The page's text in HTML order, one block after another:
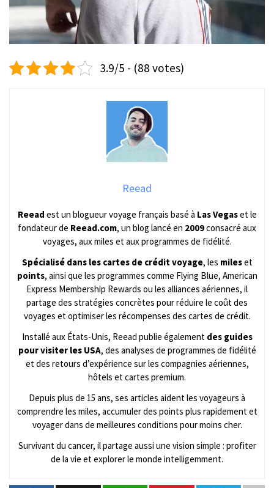
3.9/5 - (88 votes)
Reead
Reead est un blogueur voyage français basé à Las Vegaset le
fondateur de Reead.com, un blog lancé en 2009consacré aux
voyages, aux miles et aux programmes de fidélité.
Spécialisé dans les cartes de crédit voyage, les mileset
points, ainsi que les programmes comme Flying Blue, American
Express Membership Rewards ou les alliances aériennes, il
partage des stratégies concrètes pour réduire le coût des
voyages et optimiser les récompenses des cartes de crédit.
Installé aux États-Unis, Reead publie également des guides
pour visiter les USA, des analyses de programmes de fidélité
et des retours d’expérience sur les compagnies aériennes,
hôtels et cartes premium.
Depuis plus de 15 ans, ses articles aident les voyageurs à
comprendre les miles, accumuler des points plus rapidement et
voyager dans de meilleures conditions pour moins cher.
Survivant du cancer, il partage aussi une vision simple : profiter
de la vie et explorer le monde intelligemment.